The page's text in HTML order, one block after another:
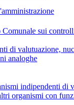
Comunale sui
di valutuazione,
analoghe
indipendenti di
organismi con